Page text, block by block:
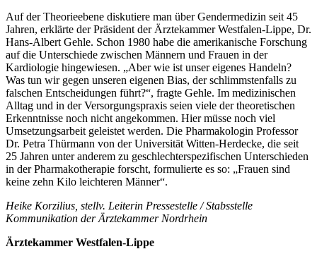
Auf der Theorieebene diskutiere man über Gendermedizin seit 45
Jahren, erklärte der Präsident der Ärztekammer Westfalen-Lippe, Dr.
Hans-Albert Gehle. Schon 1980 habe die amerikanische Forschung
auf die Unterschiede zwischen Männern und Frauen in der
Kardiologie hingewiesen. „Aber wie ist unser eigenes Handeln?
Was tun wir gegen unseren eigenen Bias, der schlimmstenfalls zu
falschen Entscheidungen führt?“, fragte Gehle. Im medizinischen
Alltag und in der Versorgungspraxis seien viele der theoretischen
Erkenntnisse noch nicht angekommen. Hier müsse noch viel
Umsetzungsarbeit geleistet werden. Die Pharmakologin Professor
Dr. Petra Thürmann von der Universität Witten-Herdecke, die seit
25 Jahren unter anderem zu geschlechterspezifischen Unterschieden
in der Pharmakotherapie forscht, formulierte es so: „Frauen sind
keine zehn Kilo leichteren Männer“.
Heike Korzilius, stellv. Leiterin Pressestelle / Stabsstelle
Kommunikation der Ärztekammer Nordrhein
Ärztekammer Westfalen-Lippe